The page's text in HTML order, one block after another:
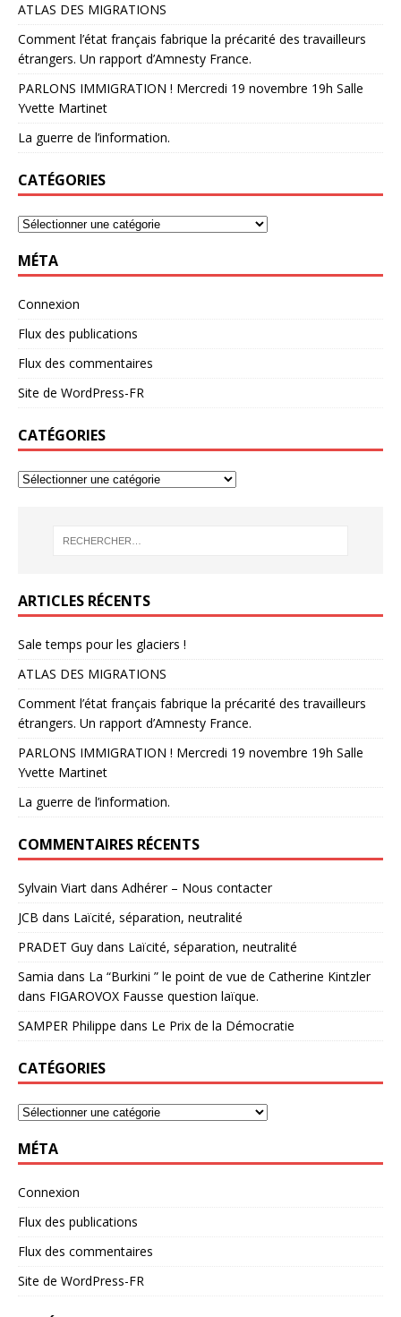
ATLAS DES MIGRATIONS
Comment l’état français fabrique la précarité des travailleurs
étrangers. Un rapport d’Amnesty France.
PARLONS IMMIGRATION ! Mercredi 19 novembre 19h Salle
Yvette Martinet
La guerre de l’information.
CATÉGORIES
MÉTA
Connexion
Flux des publications
Flux des commentaires
Site de WordPress-FR
CATÉGORIES
ARTICLES RÉCENTS
Sale temps pour les glaciers !
ATLAS DES MIGRATIONS
Comment l’état français fabrique la précarité des travailleurs
étrangers. Un rapport d’Amnesty France.
PARLONS IMMIGRATION ! Mercredi 19 novembre 19h Salle
Yvette Martinet
La guerre de l’information.
COMMENTAIRES RÉCENTS
Sylvain Viart dans Adhérer – Nous contacter
JCB dans Laïcité, séparation, neutralité
PRADET Guy dans Laïcité, séparation, neutralité
Samia dans La “Burkini ” le point de vue de Catherine Kintzler
dans FIGAROVOX Fausse question laïque.
SAMPER Philippe dans Le Prix de la Démocratie
CATÉGORIES
MÉTA
Connexion
Flux des publications
Flux des commentaires
Site de WordPress-FR